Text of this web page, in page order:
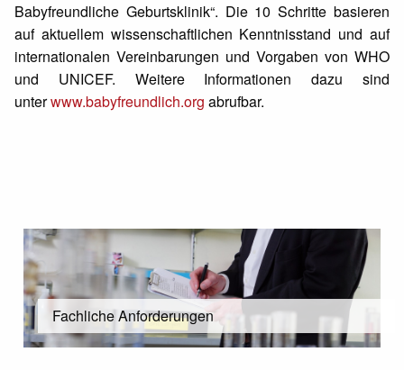
Babyfreundliche Geburtsklinik“. Die 10 Schritte basieren
auf aktuellem wissenschaftlichen Kenntnisstand und auf
internationalen Vereinbarungen und Vorgaben von WHO
und UNICEF. Weitere Informationen dazu sind
unterwww.babyfreundlich.org abrufbar.
Fachliche Anforderungen